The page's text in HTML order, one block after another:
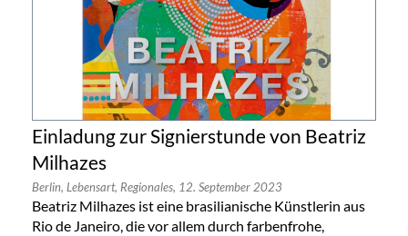
Einladung zur Signierstunde von Beatriz
Milhazes
Berlin, Lebensart, Regionales, 12. September 2023
Beatriz Milhazes ist eine brasilianische Künstlerin aus
Rio de Janeiro, die vor allem durch farbenfrohe,